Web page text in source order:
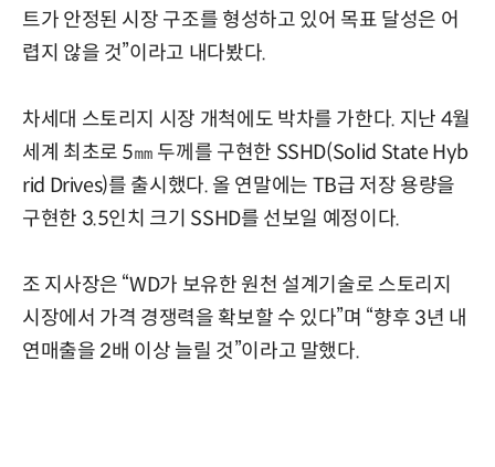
트가 안정된 시장 구조를 형성하고 있어 목표 달성은 어
렵지 않을 것”이라고 내다봤다.
차세대 스토리지 시장 개척에도 박차를 가한다. 지난 4월
세계 최초로 5㎜ 두께를 구현한 SSHD(Solid State Hyb
rid Drives)를 출시했다. 올 연말에는 TB급 저장 용량을
구현한 3.5인치 크기 SSHD를 선보일 예정이다.
조 지사장은 “WD가 보유한 원천 설계기술로 스토리지
시장에서 가격 경쟁력을 확보할 수 있다”며 “향후 3년 내
연매출을 2배 이상 늘릴 것”이라고 말했다.